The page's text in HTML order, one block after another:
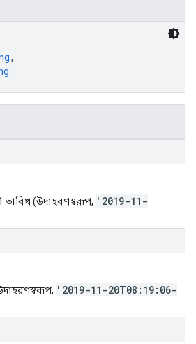
,
তারিখ (উদাহরণস্বরূপ, '2019-11-
'2019-11-20T08:19:06-